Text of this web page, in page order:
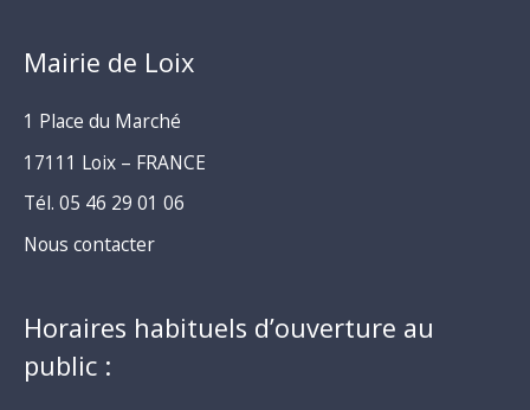
Mairie de Loix
1 Place du Marché
17111 Loix – FRANCE
Tél. 05 46 29 01 06
Nous contacter
Horaires habituels d’ouverture au
public :